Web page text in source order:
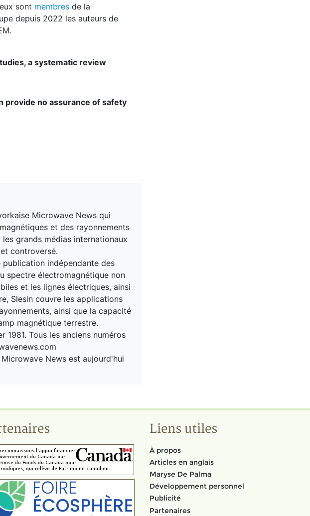
sont membres de la
depuis 2022 les auteurs de
a systematic review
provide no assurance of safety
Microwave News qui
et des rayonnements
grands médias internationaux
controversé.
indépendante des
spectre électromagnétique non
et les lignes électriques, ainsi
Slesin couvre les applications
ainsi que la capacité
magnétique terrestre.
1981. Tous les anciens numéros
News est aujourd'hui
Liens utiles
À propos
Articles en anglais
Maryse De Palma
Développement personnel
Publicité
Partenaires